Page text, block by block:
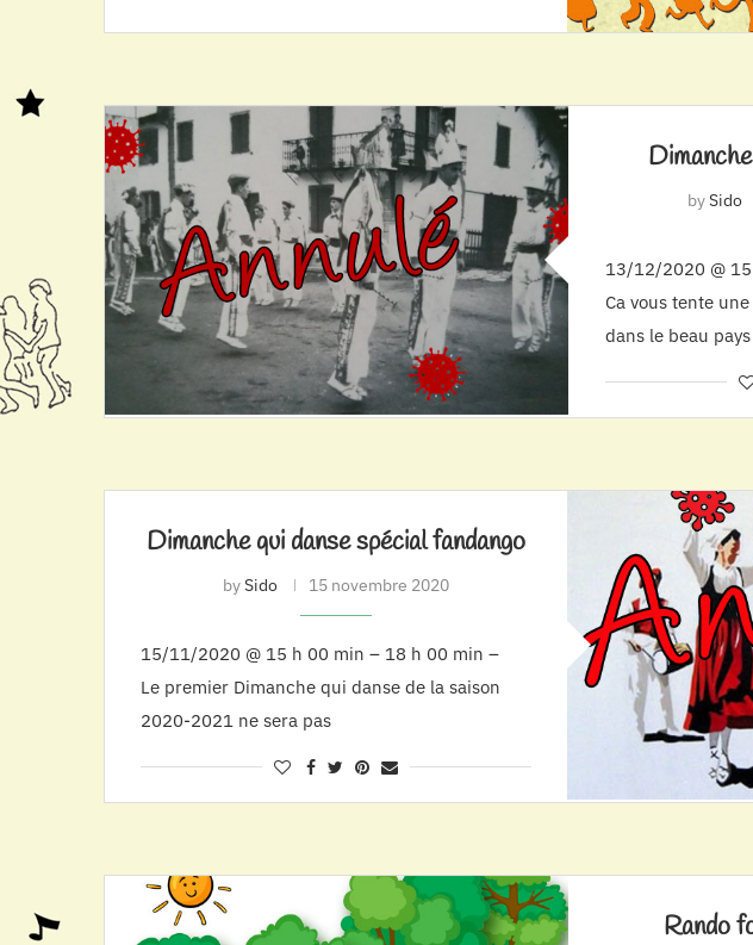
bySido
13/12/2020 @
Ca vous tente
dans le beau
Dimanche qui danse spécial fandango
bySido 15 novembre 2020
15/11/2020 @ 15 h 00 min – 18 h 00 min –
Le premier Dimanche qui danse de la saison
2020-2021 ne sera pas
Rando